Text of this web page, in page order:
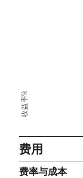
收益率%
费用
费率与成本